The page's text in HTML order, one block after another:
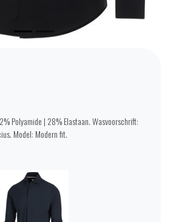
Polyamide | 28% Elastaan. Wasvoorschrift:
Model: Modern fit.